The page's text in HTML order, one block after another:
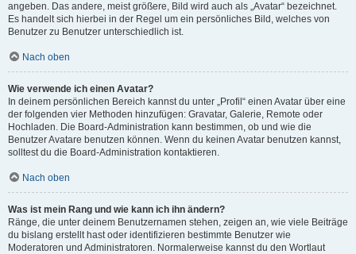
angeben. Das andere, meist größere, Bild wird auch als „Avatar“ bezeichnet.
Es handelt sich hierbei in der Regel um ein persönliches Bild, welches von
Benutzer zu Benutzer unterschiedlich ist.
Nach oben
Wie verwende ich einen Avatar?
In deinem persönlichen Bereich kannst du unter „Profil“ einen Avatar über eine
der folgenden vier Methoden hinzufügen: Gravatar, Galerie, Remote oder
Hochladen. Die Board-Administration kann bestimmen, ob und wie die
Benutzer Avatare benutzen können. Wenn du keinen Avatar benutzen kannst,
solltest du die Board-Administration kontaktieren.
Nach oben
Was ist mein Rang und wie kann ich ihn ändern?
Ränge, die unter deinem Benutzernamen stehen, zeigen an, wie viele Beiträge
du bislang erstellt hast oder identifizieren bestimmte Benutzer wie
Moderatoren und Administratoren. Normalerweise kannst du den Wortlaut